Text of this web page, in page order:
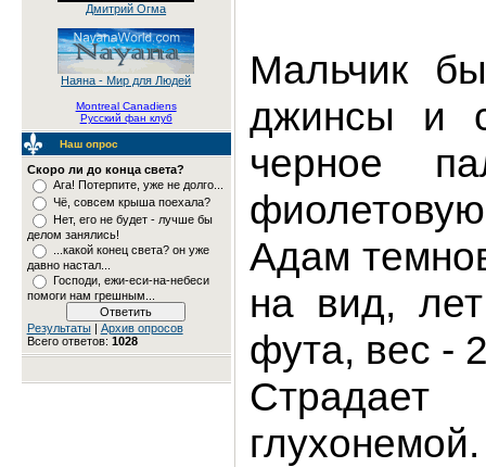
Дмитрий Огма
Наяна - Мир для Людей
Montreal Canadiens
Русский фан клуб
Наш опрос
Скоро ли до конца света?
Ага! Потерпите, уже не долго...
Чё, совсем крыша поехала?
Нет, его не будет - лучше бы
делом занялись!
...какой конец света? он уже
давно настал...
Господи, ежи-еси-на-небеси
помоги нам грешным...
Результаты| Архив опросов
Всего ответов: 1028
Мальчик
джинсы и
черное
Адам
на вид,
фута, вес -
глухонемой.